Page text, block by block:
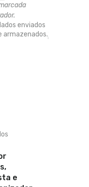
enviados
armazenados.
e